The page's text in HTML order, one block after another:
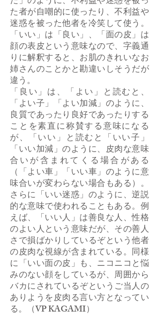
た者が自嘲的に使ったり、不利益や
迷惑を被った他者を冷笑して使う。
「いい」は「良い」、「面の皮」は
顔の表皮という意味なので、字義通
りに解釈すると、お肌のきれいなお
姉さんのことかと勘違いしそうだが
違う。
「良い」は、「よい」と読むと、
「よい子」「よい加減」のように、
良質であったり良好であったりする
ことを素直に称賛する意味になる
が、「いい」と読むと「いい子」
「いい加減」のように、皮肉な意味
合いが含まれてくる場合がある
（「よい車」「いい車」のように意
味合いが変わらない場合もある）。
さらに「いい迷惑」のように、逆説
的な意味で使われることもある。例
えば、「いい人」は善良な人、性格
のよい人という意味だが、その善人
さで損ばかりしているぞという他者
の皮肉な視線が含まれている。同様
に「いい面の皮」も、ニコニコと悩
みのない顔をしているが、周囲から
バカにされているぞというご当人の
ありようを皮肉る言い方となってい
る。（VP KAGAMI）